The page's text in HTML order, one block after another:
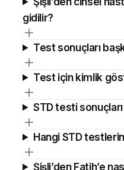
gidilir?
Test sonuçları
Test için kimlik
STD testi
Hangi STD
Şişli’den Fatih’e